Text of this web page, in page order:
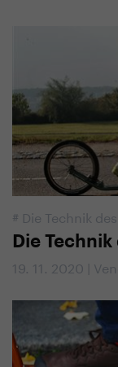
# Die Technik
Die
19. 11. 2020 |